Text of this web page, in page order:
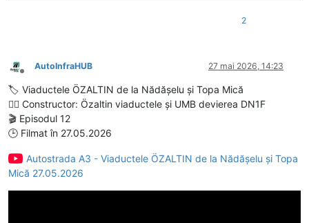
2
Deconectat
AutoInfraHUB 27 mai 2026, 14:23
🏷️ Viaductele ÖZALTIN de la Nădășelu și Topa Mică
👷‍♂️ Constructor: Özaltin viaductele și UMB devierea DN1F
🎬 Episodul 12
🕒 Filmat în 27.05.2026
Autostrada A3 - Viaductele ÖZALTIN de la Nădășelu și Topa
Mică 27.05.2026